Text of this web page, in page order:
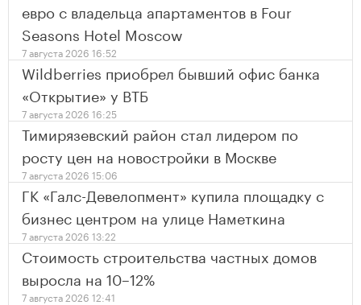
евро с владельца апартаментов в Four
Seasons Hotel Moscow
7 августа 2026 16:52
Wildberries приобрел бывший офис банка
«Открытие» у ВТБ
7 августа 2026 16:25
Тимирязевский район стал лидером по
росту цен на новостройки в Москве
7 августа 2026 15:06
ГК «Галс-Девелопмент» купила площадку с
бизнес центром на улице Наметкина
7 августа 2026 13:22
Стоимость строительства частных домов
выросла на 10–12%
7 августа 2026 12:41